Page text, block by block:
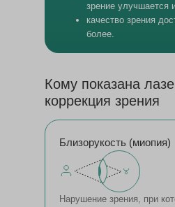
зрение улучшается
качество зрения
более.
Кому показана
коррекция зрения
Близорукость (миопия)
Нарушение зрения, при